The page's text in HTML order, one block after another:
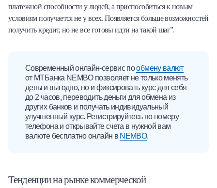
платежной способности у людей, а приспособиться к новым
условиям получается не у всех. Появляется больше возможностей
получить кредит, но не все готовы идти на такой шаг”.
Современный онлайн-сервис пообмену валют
от МТБанка NEMBO позволяет не только менять
деньги выгодно, но и фиксировать курс для себя
до 2 часов, переводить деньги для обмена из
других банков и получать индивидуальный
улучшенный курс. Регистрируйтесь по номеру
телефона и открывайте счета в нужной вам
валюте бесплатно онлайн в NEMBO.
Тенденции на рынке коммерческой